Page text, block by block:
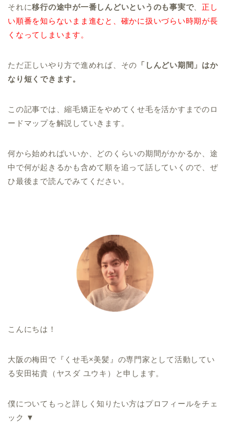
それに移行の途中が一番しんどいというのも事実で、 正し
い順番を知らないまま進むと、確かに扱いづらい時期が長
くなってしまいます。
ただ正しいやり方で進めれば、その 「しんどい期間」はか
なり短くできます。
この記事では、縮毛矯正をやめてくせ毛を活かすまでのロ
ードマップを解説していきます。
何から始めればいいか、どのくらいの期間がかかるか、途
中で何が起きるかも含めて順を追って話していくので、ぜ
ひ最後まで読んでみてください。
こんにちは！
大阪の梅田で『くせ毛×美髪』の専門家として活動してい
る安田祐貴（ヤスダ ユウキ）と申します。
僕についてもっと詳しく知りたい方はプロフィールをチェ
ック ▼